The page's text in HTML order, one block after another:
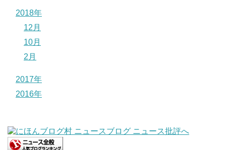
2018年
12月
10月
2月
2017年
2016年